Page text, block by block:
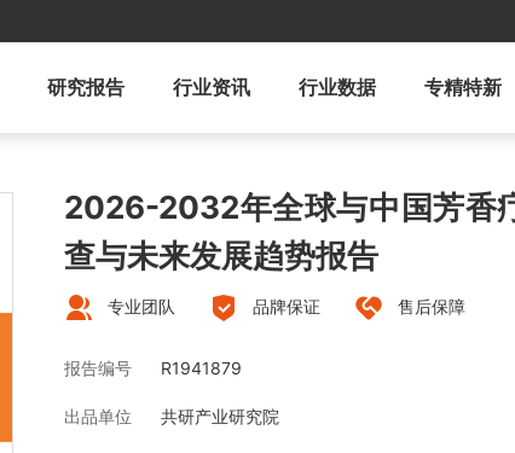
研究报告 行业资讯 行业数据 专精特新
2026-2032年全球与中国芳香
查与未来发展趋势报告
专业团队 品牌保证 售后保障
报告编号 R1941879
出品单位 共研产业研究院